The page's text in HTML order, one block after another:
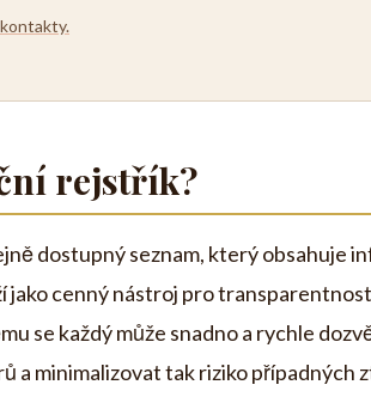
rejstřík?
dostupný seznam, který obsahuje
jako cenný nástroj pro
se každý může snadno a rychle
a minimalizovat tak riziko případných